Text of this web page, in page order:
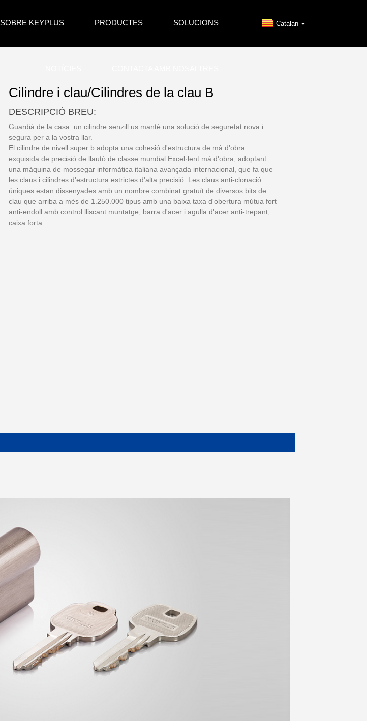
SOBRE KEYPLUS PRODUCTES SOLUCIONS Catalan
Cilindre i clau/Cilindres de la clau B
DESCRIPCIÓ BREU:
Guardià de la casa: un cilindre senzill us manté una solució de seguretat nova i
segura per a la vostra llar.
El cilindre de nivell super b adopta una cohesió d'estructura de mà d'obra
exquisida de precisió de llautó de classe mundial.Excel·lent mà d'obra, adoptant
una màquina de mossegar informàtica italiana avançada internacional, que fa que
les claus i cilindres d'estructura estrictes d'alta precisió. Les claus anti-clonació
úniques estan dissenyades amb un nombre combinat gratuït de diversos bits de
clau que arriba a més de 1.250.000 tipus amb una baixa taxa d'obertura mútua fort
anti-endoll amb control lliscant muntatge, barra d'acer i agulla d'acer anti-trepant,
caixa forta.